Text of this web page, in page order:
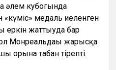
әлем кубогында
«күміс» медаль иеленген
жаттығуда бар
Монреальдағы жарысқа
орынға табан тірепті.